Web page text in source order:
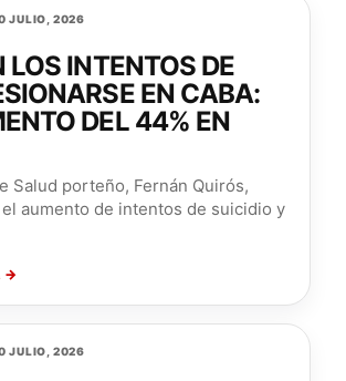
JULIO, 2026
LOS INTENTOS DE
EN CABA:
DEL 44% EN
Salud porteño, Fernán Quirós,
aumento de intentos de suicidio y
→
JULIO, 2026